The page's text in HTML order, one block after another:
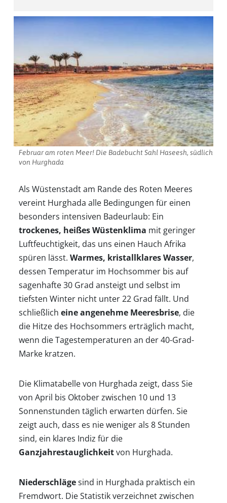
Startseite
Klimatabellen
Beste
Reisezeit
Wann
wohin?
Suche
Februar am roten Meer! Die Badebucht Sahl Haseesh, südlich
von Hurghada
Als Wüstenstadt am Rande des Roten Meeres
vereint Hurghada alle Bedingungen für einen
besonders intensiven Badeurlaub: Ein
trockenes, heißes Wüstenklima mit geringer
Luftfeuchtigkeit, das uns einen Hauch Afrika
spüren lässt. Warmes, kristallklares Wasser,
dessen Temperatur im Hochsommer bis auf
sagenhafte 30 Grad ansteigt und selbst im
tiefsten Winter nicht unter 22 Grad fällt. Und
schließlich eine angenehme Meeresbrise, die
die Hitze des Hochsommers erträglich macht,
wenn die Tagestemperaturen an der 40-Grad-
Marke kratzen.
Die Klimatabelle von Hurghada zeigt, dass Sie
von April bis Oktober zwischen 10 und 13
Sonnenstunden täglich erwarten dürfen. Sie
zeigt auch, dass es nie weniger als 8 Stunden
sind, ein klares Indiz für die
Ganzjahrestauglichkeitvon Hurghada.
Niederschlägesind in Hurghada praktisch ein
Fremdwort. Die Statistik verzeichnet zwischen